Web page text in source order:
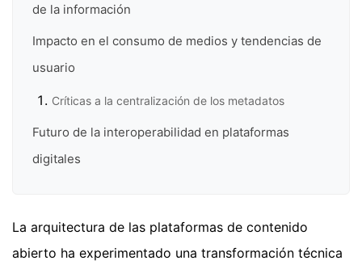
de la información
Impacto en el consumo de medios y tendencias de
usuario
Críticas a la centralización de los metadatos
Futuro de la interoperabilidad en plataformas
digitales
La arquitectura de las plataformas de contenido
abierto ha experimentado una transformación técnica